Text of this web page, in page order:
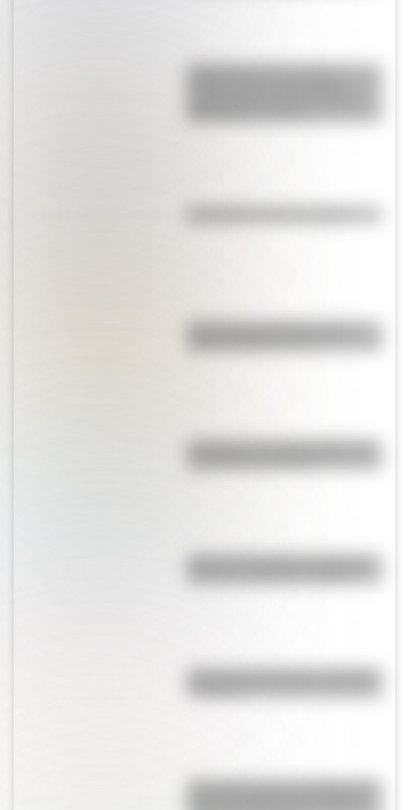
Cómo fueron la jura de la
Test de personalidad: ¿qué
A 173 años del fallecimiento de
Viaje en el tiempo: las mejores
Bandera de Bolivia para colorear
Una lámina imprescindible de la